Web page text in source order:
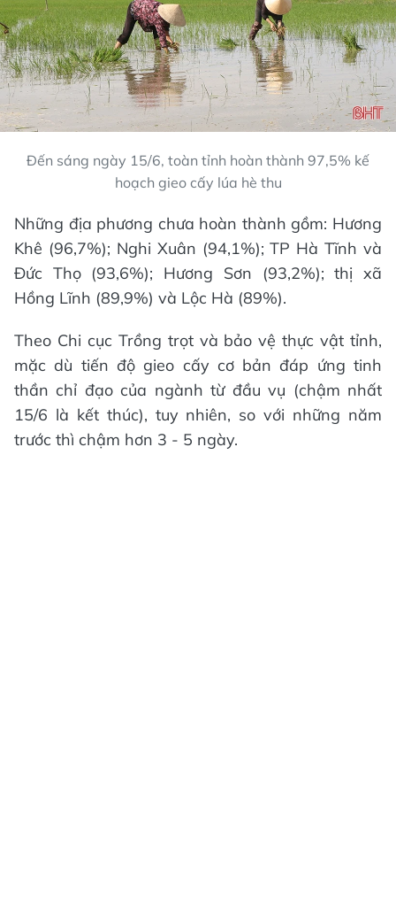
Đến sáng ngày 15/6, toàn tỉnh hoàn thành 97,5% kế
hoạch gieo cấy lúa hè thu
Những địa phương chưa hoàn thành gồm: Hương
Khê (96,7%); Nghi Xuân (94,1%); TP Hà Tĩnh và
Đức Thọ (93,6%); Hương Sơn (93,2%); thị xã
Hồng Lĩnh (89,9%) và Lộc Hà (89%).
Theo Chi cục Trồng trọt và bảo vệ thực vật tỉnh,
mặc dù tiến độ gieo cấy cơ bản đáp ứng tinh
thần chỉ đạo của ngành từ đầu vụ (chậm nhất
15/6 là kết thúc), tuy nhiên, so với những năm
trước thì chậm hơn 3 - 5 ngày.